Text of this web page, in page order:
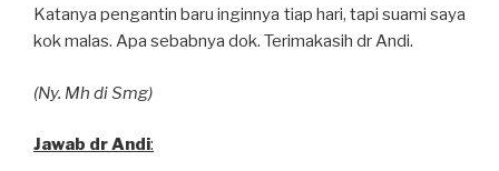
Katanya pengantin baru inginnya tiap hari, tapi suami saya
kok malas. Apa sebabnya dok. Terimakasih dr Andi.
(Ny. Mh di Smg)
Jawab dr Andi: